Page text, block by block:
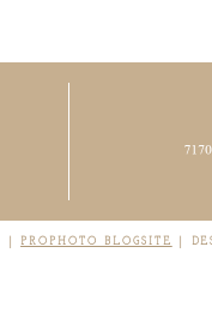
PROPHOTO BLOGSITE